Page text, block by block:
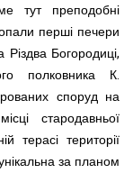
тут преподобні
перші печери
Різдва Богородиці,
полковника К.
них споруд на
стародавньої
терасі території
за планом